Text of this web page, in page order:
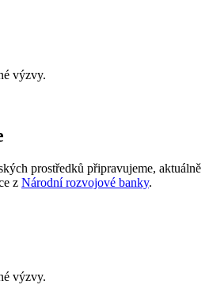
výzvy.
prostředků připravujeme, aktuálně
z Národní rozvojové banky.
výzvy.